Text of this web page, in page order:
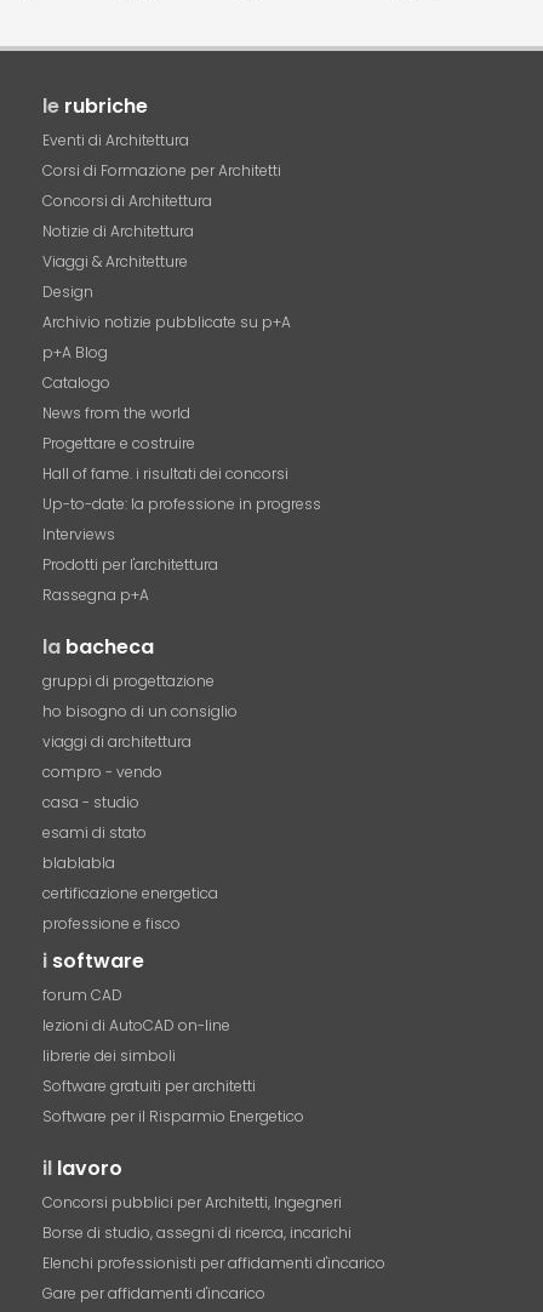
le rubriche
Eventi di Architettura
Corsi di Formazione per Architetti
Concorsi di Architettura
Notizie di Architettura
Viaggi & Architetture
Design
Archivio notizie pubblicate su p+A
p+A Blog
Catalogo
News from the world
Progettare e costruire
Hall of fame. i risultati dei concorsi
Up-to-date: la professione in progress
Interviews
Prodotti per l'architettura
Rassegna p+A
la bacheca
gruppi di progettazione
ho bisogno di un consiglio
viaggi di architettura
compro - vendo
casa - studio
esami di stato
blablabla
certificazione energetica
professione e fisco
i software
forum CAD
lezioni di AutoCAD on-line
librerie dei simboli
Software gratuiti per architetti
Software per il Risparmio Energetico
il lavoro
Concorsi pubblici per Architetti, Ingegneri
Borse di studio, assegni di ricerca, incarichi
Elenchi professionisti per affidamenti d'incarico
Gare per affidamenti d'incarico